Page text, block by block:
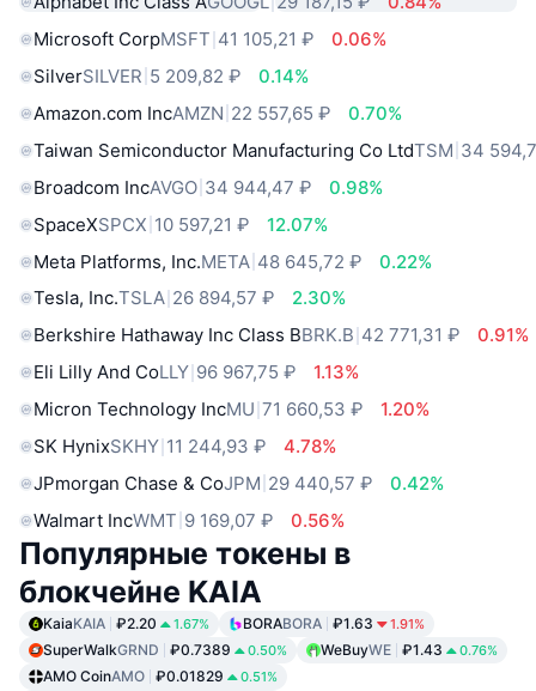
Microsoft CorpMSFT 41 105,21 ₽
0.06%
SilverSILVER 5 209,82 ₽
0.14%
Amazon.com IncAMZN 22 557,65 ₽
0.70%
Taiwan Semiconductor Manufacturing Co LtdTSM 34
Broadcom IncAVGO 34 944,47 ₽
0.98%
SpaceXSPCX 10 597,21 ₽
12.07%
Meta Platforms, Inc.META 48 645,72 ₽
0.22%
Tesla, Inc.TSLA 26 894,57 ₽
2.30%
Berkshire Hathaway Inc Class BBRK.B 42 771,31 ₽
0.91%
Eli Lilly And CoLLY 96 967,75 ₽
1.13%
Micron Technology IncMU 71 660,53 ₽
1.20%
SK HynixSKHY 11 244,93 ₽
4.78%
JPmorgan Chase & CoJPM 29 440,57 ₽
0.42%
Walmart IncWMT 9 169,07 ₽ 0.56%
Популярные токены в
блокчейне KAIA
KaiaKAIA ₽2.20 1.67% BORABORA ₽1.63 1.91%
SuperWalkGRND ₽0.7389 0.50% WeBuyWE ₽1.43 0.76%
AMO CoinAMO ₽0.01829 0.51%